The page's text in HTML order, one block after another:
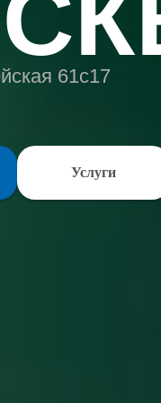
61с17
Услуги